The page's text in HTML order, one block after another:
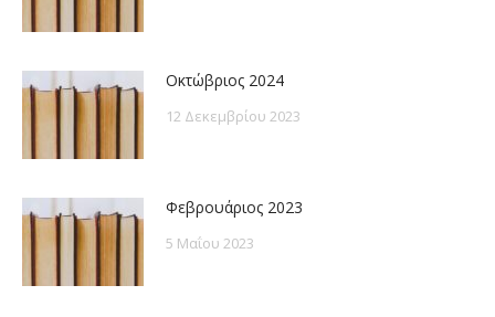
Οκτώβριος 2024
12 Δεκεμβρίου 2023
Φεβρουάριος 2023
5 Μαΐου 2023